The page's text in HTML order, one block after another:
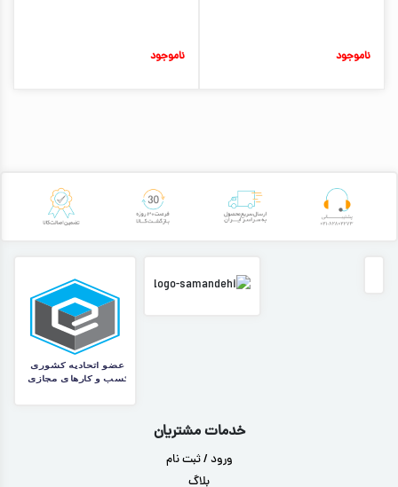
ناموجود ناموجود
خدمات مشتریان
ورود / ثبت نام
بلاگ